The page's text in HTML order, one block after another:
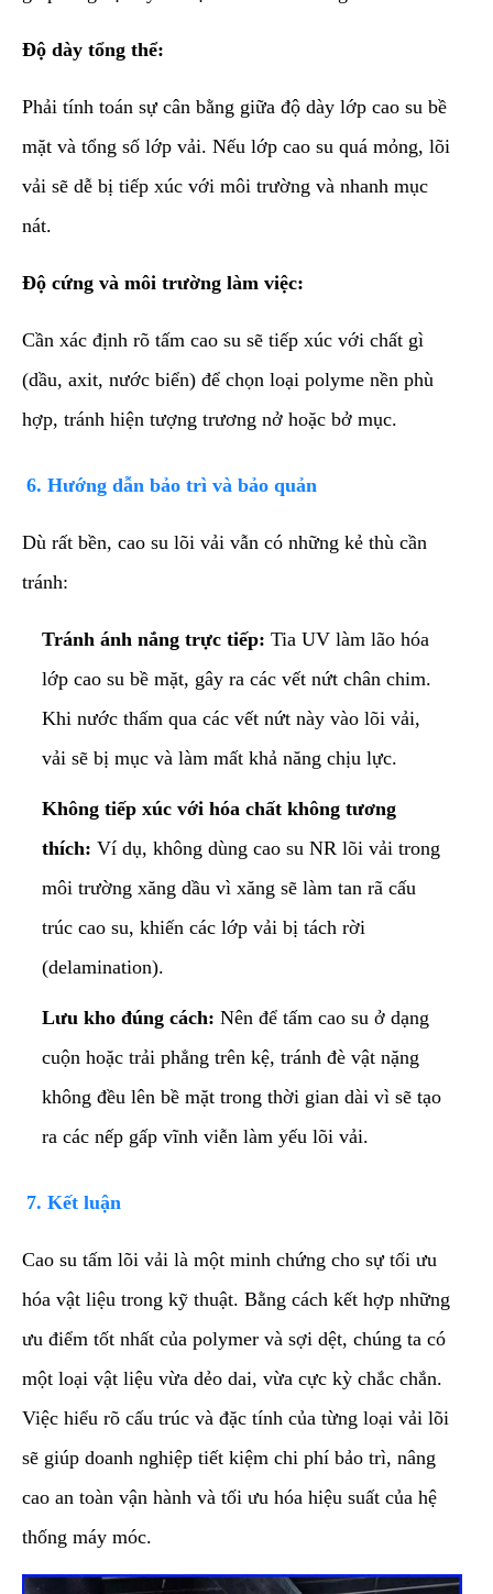
Độ dày tổng thể:
Phải tính toán sự cân bằng giữa độ dày lớp cao su bề
mặt và tổng số lớp vải. Nếu lớp cao su quá mỏng, lõi
vải sẽ dễ bị tiếp xúc với môi trường và nhanh mục
nát.
Độ cứng và môi trường làm việc:
Cần xác định rõ tấm cao su sẽ tiếp xúc với chất gì
(dầu, axit, nước biển) để chọn loại polyme nền phù
hợp, tránh hiện tượng trương nở hoặc bở mục.
​6. Hướng dẫn bảo trì và bảo quản
​Dù rất bền, cao su lõi vải vẫn có những kẻ thù cần
tránh:
Tránh ánh nắng trực tiếp: Tia UV làm lão hóa
lớp cao su bề mặt, gây ra các vết nứt chân chim.
Khi nước thấm qua các vết nứt này vào lõi vải,
vải sẽ bị mục và làm mất khả năng chịu lực.
Không tiếp xúc với hóa chất không tương
thích: Ví dụ, không dùng cao su NR lõi vải trong
môi trường xăng dầu vì xăng sẽ làm tan rã cấu
trúc cao su, khiến các lớp vải bị tách rời
(delamination).
Lưu kho đúng cách: Nên để tấm cao su ở dạng
cuộn hoặc trải phẳng trên kệ, tránh đè vật nặng
không đều lên bề mặt trong thời gian dài vì sẽ tạo
ra các nếp gấp vĩnh viễn làm yếu lõi vải.
​7. Kết luận
​Cao su tấm lõi vải là một minh chứng cho sự tối ưu
hóa vật liệu trong kỹ thuật. Bằng cách kết hợp những
ưu điểm tốt nhất của polymer và sợi dệt, chúng ta có
một loại vật liệu vừa dẻo dai, vừa cực kỳ chắc chắn.
Việc hiểu rõ cấu trúc và đặc tính của từng loại vải lõi
sẽ giúp doanh nghiệp tiết kiệm chi phí bảo trì, nâng
cao an toàn vận hành và tối ưu hóa hiệu suất của hệ
thống máy móc.